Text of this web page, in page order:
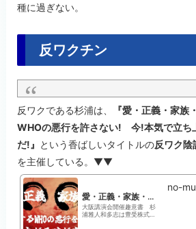
種に過ぎない。
反ワクチン
反ワクである杉浦は、
『愛・正義・家族
WHOの悪行を許さない! 今!本気で立ち
だ!』 という香ばしいタイトルの反ワク陰
を主催している。▼▼
愛・正義・家族・自由をを破壊するWHOの悪行を許さない! 今!本気で立ち上がる時が来たのだ!
大阪講演会開催趣意書 杉
浦雅人和多志は豊受株式会
no-